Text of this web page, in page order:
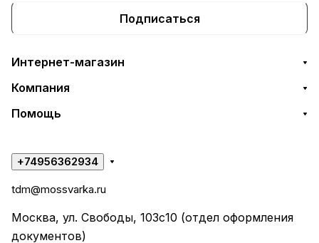
Подписаться
Интернет-магазин
Компания
Помощь
+74956362934
tdm@mossvarka.ru
Москва, ул. Свободы, 103с10 (отдел оформления
документов)